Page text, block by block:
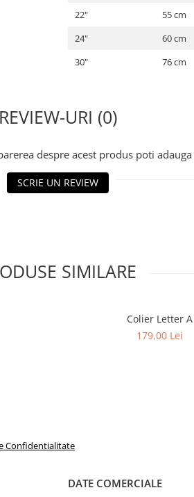
22"
55 cm
24"
60 cm
30"
76 cm
REVIEW-URI (0)
despre acest produs poti
SCRIE UN REVIEW
SIMILARE
Colier Letter A
179,00 Lei
Confidentialitate
DATE COMERCIALE